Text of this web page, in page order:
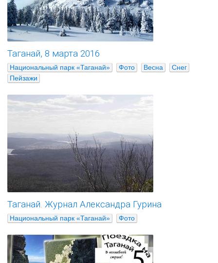
Таганай, 8 марта 2016
Национальный парк «Таганай» Фото Весна
Снег
Пейзажи
Таганай. Журнал Александра Гурина
Национальный парк «Таганай» Фото